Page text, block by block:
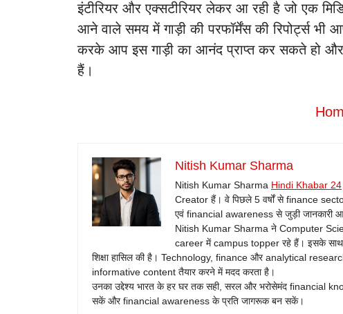
इंटीरियर और एक्सटीरियर लेकर आ रही है जो एक
आने वाले समय में गाड़ी की परफॉर्मेंस की रिपोर्ट्स
करके आप इस गाड़ी का आनंद प्राप्त कर सकते हो
हैं।
Nitish Kumar Sharma
Nitish Kumar Sharma Hindi Khabar 24
Creator हैं। वे पिछले 5 वर्षों से finance
एवं financial awareness से जुड़ी जानकारी
Nitish Kumar Sharma ने Computer
career में campus topper रहे हैं। इसके साथ
शिक्षा हासिल की है। Technology, finance और analytical
informative content तैयार करने में मदद करता है।
उनका उद्देश्य भारत के हर घर तक सही, सरल और भरोसेमंद financial
सकें और financial awareness के प्रति जागरूक बन सकें।